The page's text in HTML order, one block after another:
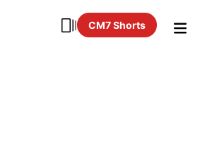
CM7 Shorts